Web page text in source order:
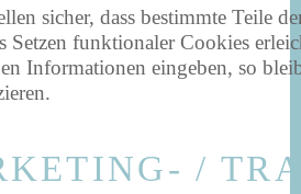
sicher, dass bestimmte Teile
Setzen funktionaler Cookies
Informationen eingeben, so
/